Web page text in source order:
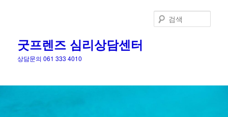
굿프렌즈 심리상담센터
상담문의 061 333 4010
색